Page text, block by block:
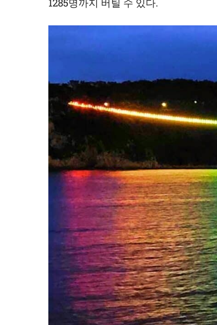
1285명까지 버틸 수 있다.